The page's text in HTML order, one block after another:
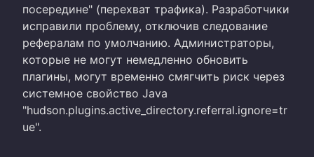
посередине" (перехват трафика). Разработчики
исправили проблему, отключив следование
рефералам по умолчанию. Администраторы,
которые не могут немедленно обновить
плагины, могут временно смягчить риск через
системное свойство Java
"hudson.plugins.active_directory.referral.ignore=tr
ue".